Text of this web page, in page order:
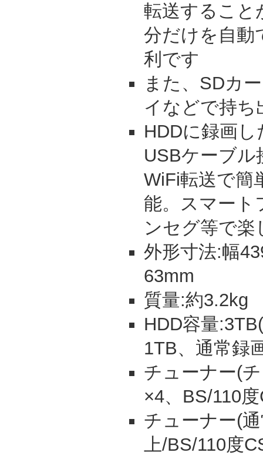
転送すること
分だけを自動
利です
また、SDカ
イなどで持ち
HDDに録画
USBケーブル
WiFi転送で簡
能。スマート
ンセグ等で楽
外形寸法:幅
63mm
質量:約3.2kg
HDD容量
1TB、通常録
チューナー(
×4、BS/110
チューナー(
上/BS/110度